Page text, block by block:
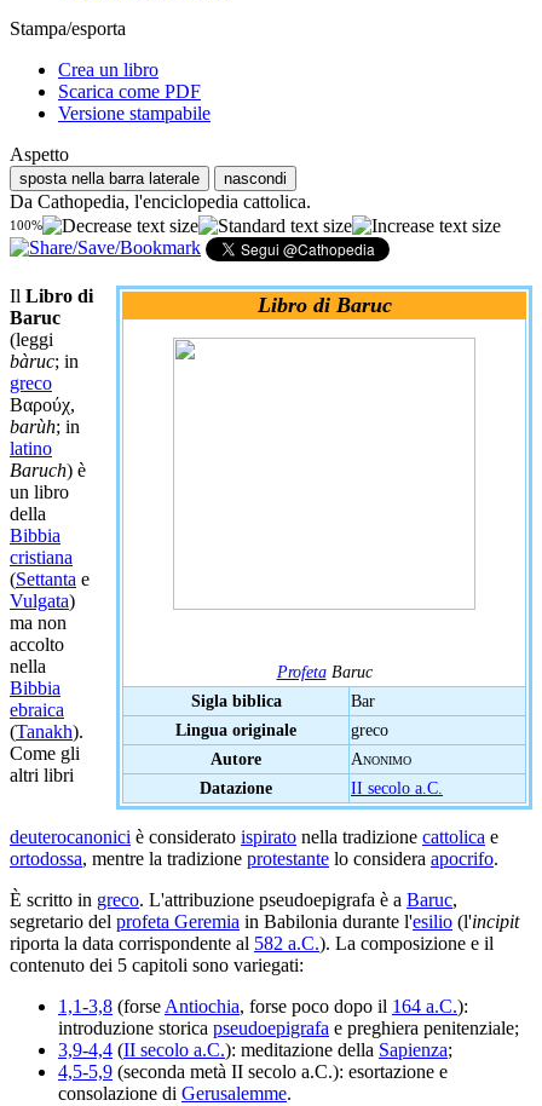
Stampa/esporta
Crea un libro
Scarica come PDF
Versione stampabile
Aspetto
sposta nella barra laterale nascondi
Da Cathopedia, l'enciclopedia cattolica.
100%
Libro di Baruc
ProfetaBaruc
Sigla biblica
Bar
Lingua originale
greco
Autore
Anonimo
Datazione
II secolo a.C.
Il Libro di
Baruc
(leggi
bàruc; in
greco
Βαρούχ,
barùh; in
latino
Baruch) è
un libro
della
Bibbia
cristiana
(Settanta e
Vulgata)
ma non
accolto
nella
Bibbia
ebraica
(Tanakh).
Come gli
altri libri
deuterocanonici è considerato ispirato nella tradizione cattolica e
ortodossa, mentre la tradizione protestante lo considera apocrifo.
È scritto in greco. L'attribuzione pseudoepigrafa è a Baruc,
segretario del profeta Geremia in Babilonia durante l'esilio (l'incipit
riporta la data corrispondente al 582 a.C.). La composizione e il
contenuto dei 5 capitoli sono variegati:
1,1-3,8 (forse Antiochia, forse poco dopo il 164 a.C.):
introduzione storica pseudoepigrafa e preghiera penitenziale;
3,9-4,4 (II secolo a.C.): meditazione della Sapienza;
4,5-5,9 (seconda metà II secolo a.C.): esortazione e
consolazione di Gerusalemme.